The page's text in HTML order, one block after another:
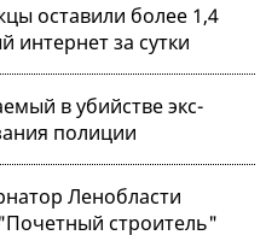
оставили более 1,4
за сутки
в убийстве экс-
полиции
Ленобласти
строитель"